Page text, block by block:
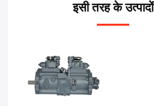
इसी तरह के उत्पादों